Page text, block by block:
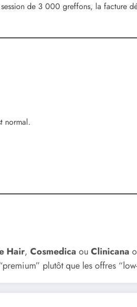
de 3 000 greffons, la facture
normal.
Hair, Cosmedica ou Clinicana
plutôt que les offres